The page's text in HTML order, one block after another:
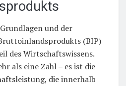
und der
(BIP)
des Wirtschaftswissens.
als eine Zahl – es ist die
die innerhalb